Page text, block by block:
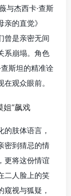
与杰西卡·查斯
的直觉》
曾是亲密无间
系崩塌。角色
斯坦的精准诠
观众眼前。
肢体语言，
密到猜忌的情
更将这份情谊
二人脸上的笑
视与狐疑，